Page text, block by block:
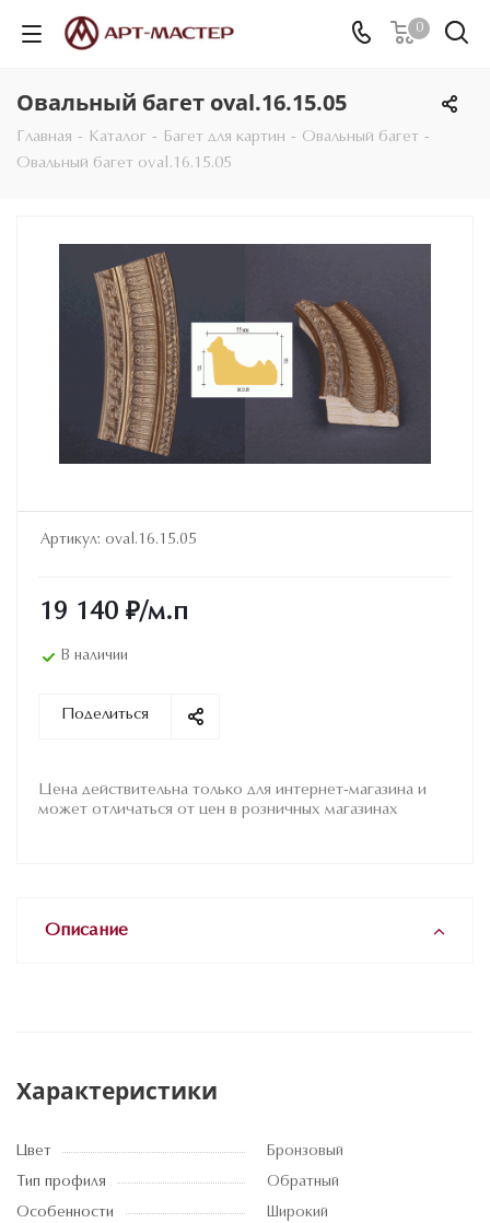
0
Овальный багет oval.16.15.05
Главная - Каталог - Багет для картин - Овальный багет -
Овальный багет oval.16.15.05
Артикул: oval.16.15.05
19 140 ₽/м.п
В наличии
Поделиться
Цена действительна только для интернет-магазина и
может отличаться от цен в розничных магазинах
Описание
Характеристики
Цвет
Бронзовый
Тип профиля
Обратный
Особенности
Широкий